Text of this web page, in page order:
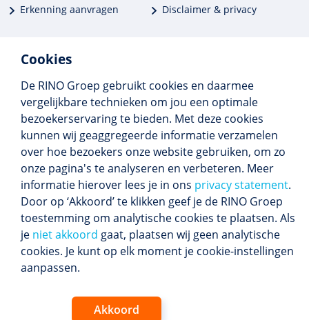
Cookies
De RINO Groep gebruikt cookies en daarmee
vergelijkbare technieken om jou een optimale
bezoekerservaring te bieden. Met deze cookies
kunnen wij geaggregeerde informatie verzamelen
over hoe bezoekers onze website gebruiken, om zo
onze pagina's te analyseren en verbeteren. Meer
informatie hierover lees je in ons privacy statement.
Door op ‘Akkoord’ te klikken geef je de RINO Groep
toestemming om analytische cookies te plaatsen. Als
je niet akkoord gaat, plaatsen wij geen analytische
cookies. Je kunt op elk moment je cookie-instellingen
aanpassen.
Akkoord
Erkenning aanvragen
Disclaimer & privacy
Meer dan 250 opleidingen
Alle BIG-opleidingen in huis
Cedeo-erkend en CRKBO-geregistreerd
Gemiddelde beoordeling 8,4
Volg ons
Blijf op de hoogte van het (nieuwe) scholings­
aanbod en ons laatste nieuws.